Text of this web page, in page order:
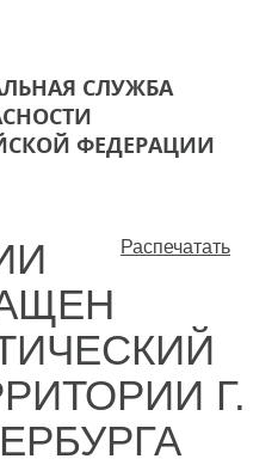
СЛУЖБА
ФЕДЕРАЦИИ
Распечатать
Г.